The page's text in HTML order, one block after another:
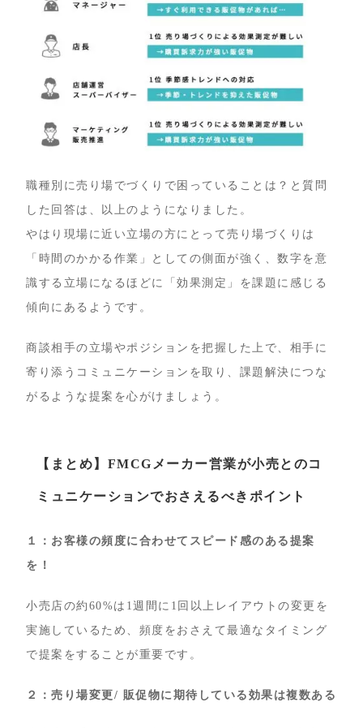
職種別に売り場でづくりで困っていることは？と質問
した回答は、以上のようになりました。
やはり現場に近い立場の方にとって売り場づくりは
「時間のかかる作業」としての側面が強く、数字を意
識する立場になるほどに「効果測定」を課題に感じる
傾向にあるようです。
商談相手の立場やポジションを把握した上で、相手に
寄り添うコミュニケーションを取り、課題解決につな
がるような提案を心がけましょう。
【まとめ】FMCGメーカー営業が小売とのコ
ミュニケーションでおさえるべきポイント
１：お客様の頻度に合わせてスピード感のある提案
を！
小売店の約60%は1週間に1回以上レイアウトの変更を
実施しているため、頻度をおさえて最適なタイミング
で提案をすることが重要です。
２：売り場変更/ 販促物に期待している効果は複数ある